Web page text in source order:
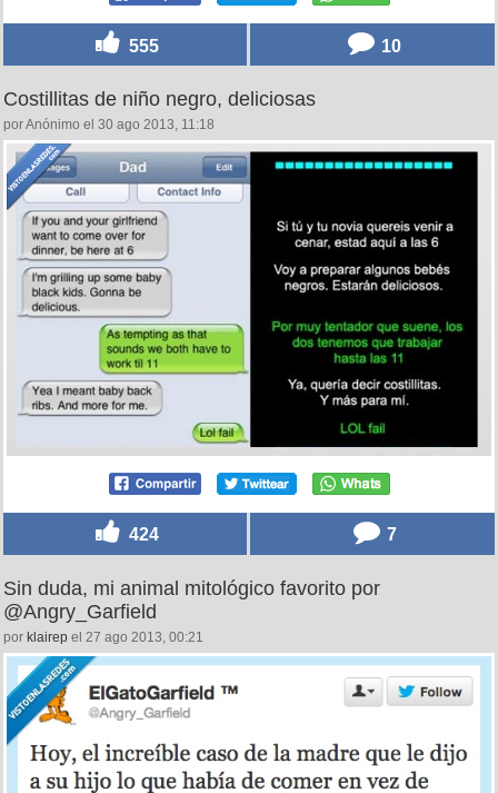
555 10
Costillitas de niño negro, deliciosas
por Anónimo el 30 ago 2013, 11:18
424 7
Sin duda, mi animal mitológico favorito por
@Angry_Garfield
por klairep el 27 ago 2013, 00:21